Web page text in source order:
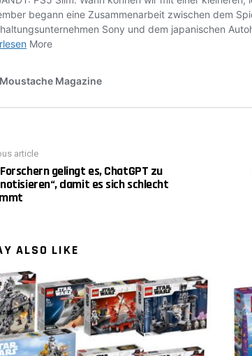
article
gelingt es, ChatGPT zu
damit es sich schlecht
ALSO LIKE